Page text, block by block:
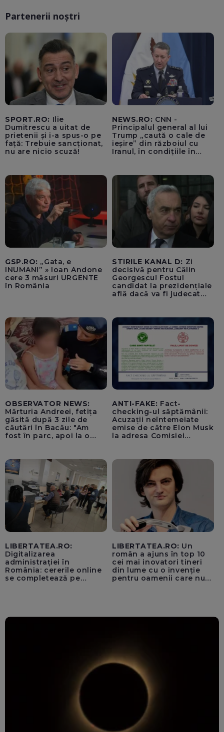
Partenerii noștri
SPORT.RO: Ilie
Dumitrescu a uitat de
prietenii și i-a spus-o pe
față: Trebuie sancționat,
nu are nicio scuză!
NEWS.RO: CNN -
Principalul general al lui
Trump „caută o cale de
ieșire” din războiul cu
Iranul, în condițiile în
GSP.RO: „Gata, e
INUMAN!” » Ioan Andone
cere 3 măsuri URGENTE
în România
STIRILE KANAL D: Zi
decisivă pentru Călin
Georgescu! Fostul
candidat la prezidențiale
află dacă va fi judecat
OBSERVATOR NEWS:
Mărturia Andreei, fetița
găsită după 3 zile de
căutări în Bacău: "Am
fost în parc, apoi la o
ANTI-FAKE: Fact-
checking-ul săptămânii:
Acuzații neîntemeiate
emise de către Elon Musk
la adresa Comisiei
pentru instaurarea
„cenzurii” pe platforma X
LIBERTATEA.RO:
Digitalizarea
administrației în
România: cererile online
se completează pe
LIBERTATEA.RO: Un
român a ajuns în top 10
cei mai inovatori tineri
din lume cu o invenție
pentru oamenii care nu